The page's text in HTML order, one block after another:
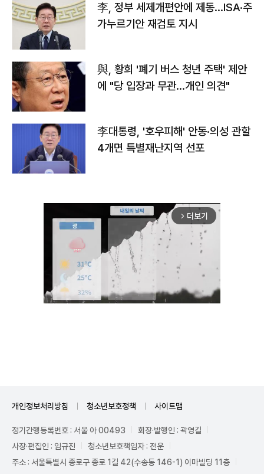
李, 정부 세제개편안에 제동…ISA·주
가누르기안 재검토 지시
與, 황희 '폐기 버스 청년 주택' 제안
에 "당 입장과 무관…개인 의견"
李대통령, '호우피해' 안동·의성 관할
4개면 특별재난지역 선포
arrow_forward_ios 더보기
개인정보처리방침 청소년보호정책 사이트맵
정기간행등록번호 : 서울 아 00493
회장·발행인 : 곽영길
사장·편집인 : 임규진
청소년보호책임자 : 전운
주소 : 서울특별시 종로구 종로 1길 42(수송동 146-1) 이마빌딩 11층